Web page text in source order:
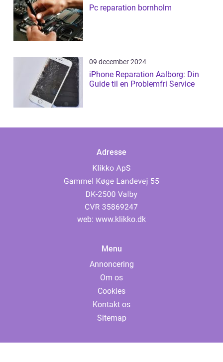
Pc reparation bornholm
09 december 2024
iPhone Reparation Aalborg: Din
Guide til en Problemfri Service
Adresse
web: www.klikko.dk
Menu
Annoncering
Om os
Cookies
Kontakt os
Sitemap